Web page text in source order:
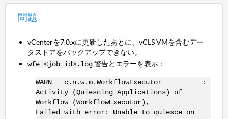
問題
vCenterを7.0.xに更新したあとに、vCLS VMを含むデー
タストアをバックアップできない。
wfe_<job_id>.log警告とエラーを表示：
WARN c.n.w.m.WorkflowExecutor :
Activity (Quiescing Applications) of
Workflow (WorkflowExecutor),
Failed with error: Unable to quiesce on